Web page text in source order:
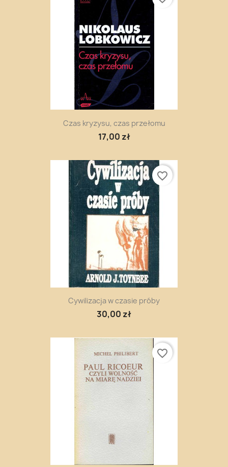
Czas kryzysu, czas przełomu
17,00 zł
Cywilizacja w czasie próby
30,00 zł
favorite_border
favorite_border